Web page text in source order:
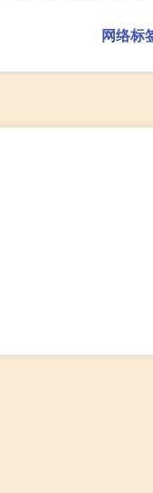
网络标